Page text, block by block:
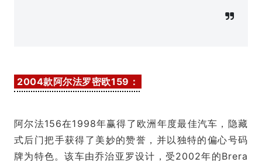
2004款阿尔法罗密欧159：
阿尔法156在1998年赢得了欧洲年度最佳汽车，隐藏
式后门把手获得了美妙的赞誉，并以独特的偏心号码
牌为特色。该车由乔治亚罗设计，受2002年的Brera